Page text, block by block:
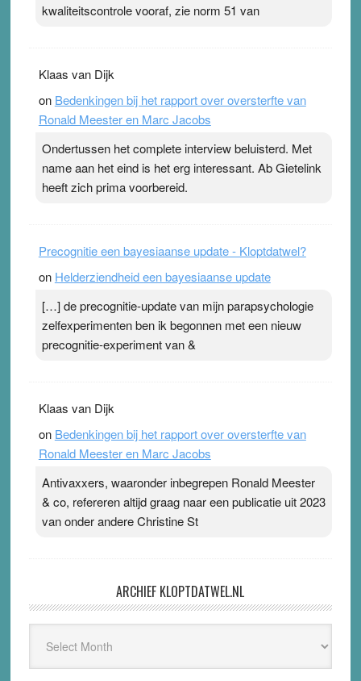
kwaliteitscontrole vooraf, zie norm 51 van
Klaas van Dijk
on Bedenkingen bij het rapport over oversterfte van
Ronald Meester en Marc Jacobs
Ondertussen het complete interview beluisterd. Met
name aan het eind is het erg interessant. Ab Gietelink
heeft zich prima voorbereid.
Precognitie een bayesiaanse update - Kloptdatwel?
on Helderziendheid een bayesiaanse update
[…] de precognitie-update van mijn parapsychologie
zelfexperimenten ben ik begonnen met een nieuw
precognitie-experiment van &
Klaas van Dijk
on Bedenkingen bij het rapport over oversterfte van
Ronald Meester en Marc Jacobs
Antivaxxers, waaronder inbegrepen Ronald Meester
& co, refereren altijd graag naar een publicatie uit 2023
van onder andere Christine St
ARCHIEF KLOPTDATWEL.NL
Kloptdatwel.nl